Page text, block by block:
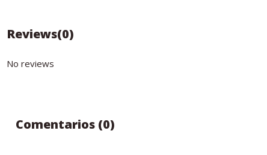
Reviews(0)
No reviews
Comentarios (0)